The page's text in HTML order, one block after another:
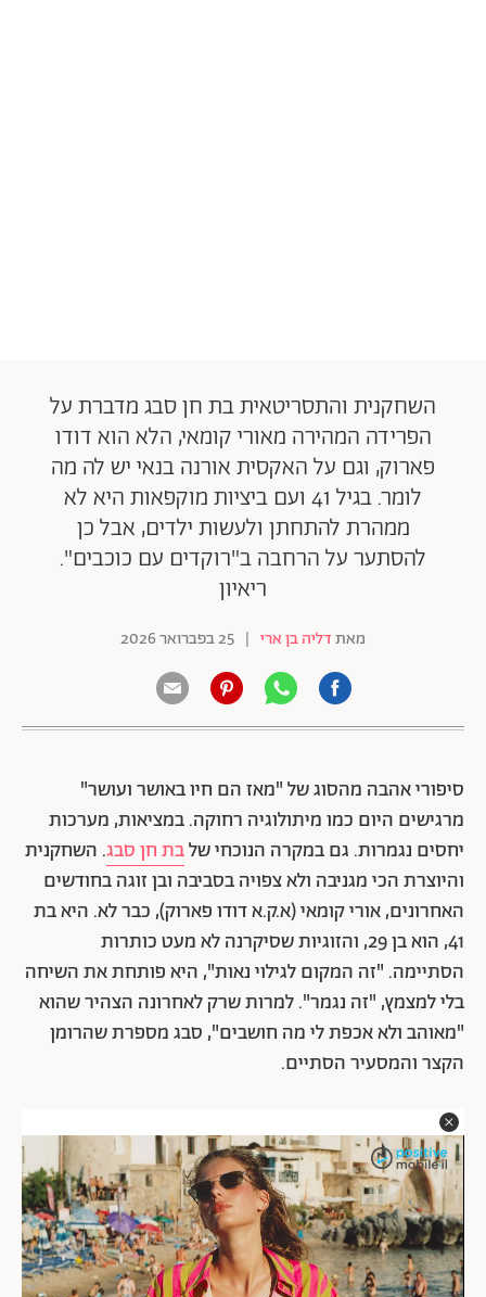
השחקנית והתסריטאית בת חן סבג מדברת על
הפרידה המהירה מאורי קומאי, הלא הוא דודו
פארוק, וגם על האקסית אורנה בנאי יש לה מה
לומר. בגיל 41 ועם ביציות מוקפאות היא לא
ממהרת להתחתן ולעשות ילדים, אבל כן
להסתער על הרחבה ב"רוקדים עם כוכבים".
ריאיון
מאתדליה בן ארי | 25 בפברואר 2026
סיפורי אהבה מהסוג של "מאז הם חיו באושר ועושר"
מרגישים היום כמו מיתולוגיה רחוקה. במציאות, מערכות
יחסים נגמרות. גם במקרה הנוכחי שלבת חן סבג. השחקנית
והיוצרת הכי מגניבה ולא צפויה בסביבה ובן זוגה בחודשים
האחרונים, אורי קומאי (א.ק.א דודו פארוק), כבר לא. היא בת
41, הוא בן 29, והזוגיות שסיקרנה לא מעט כותרות
הסתיימה. "זה המקום לגילוי נאות", היא פותחת את השיחה
בלי למצמץ, "זה נגמר". למרות שרק לאחרונה הצהיר שהוא
"מאוהב ולא אכפת לי מה חושבים", סבג מספרת שהרומן
הקצר והמסעיר הסתיים.